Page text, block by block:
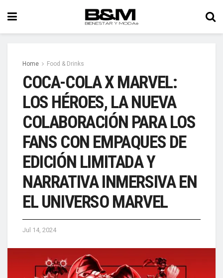
Home Food & Drinks
COCA-COLA X MARVEL:
LOS HÉROES, LA NUEVA
COLABORACIÓN PARA LOS
FANS CON EMPAQUES DE
EDICIÓN LIMITADA Y
NARRATIVA INMERSIVA EN
EL UNIVERSO MARVEL
Jul 14, 2024